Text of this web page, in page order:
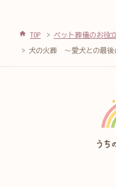
TOP ペット葬儀のお役
犬の火葬 ～愛犬との最後